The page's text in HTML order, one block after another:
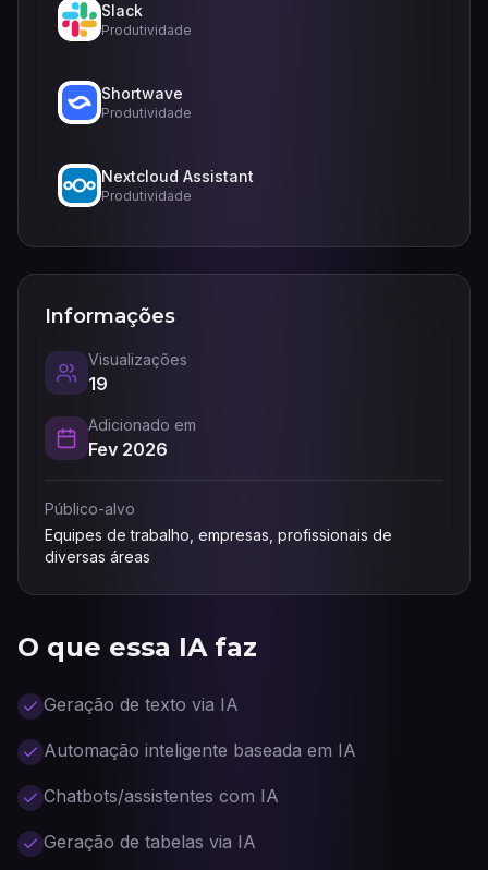
O que essa IA faz
Geração de texto via IA
Automação inteligente baseada em IA
Chatbots/assistentes com IA
Geração de tabelas via IA
Slack
Produtividade
Shortwave
Produtividade
Nextcloud Assistant
Produtividade
Informações
Visualizações
19
Adicionado em
Fev 2026
Público-alvo
Equipes de trabalho, empresas, profissionais de
diversas áreas